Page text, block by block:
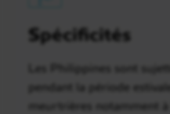
Spécificités
Les Philippines sont
pendant la période
meurtrières notamment